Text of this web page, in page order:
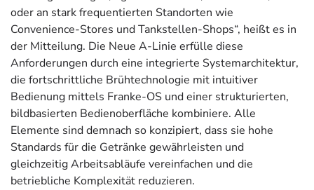
oder an stark frequentierten Standorten wie
Convenience-Stores und Tankstellen-Shops“, heißt es in
der Mitteilung. Die Neue A-Linie erfülle diese
Anforderungen durch eine integrierte Systemarchitektur,
die fortschrittliche Brühtechnologie mit intuitiver
Bedienung mittels Franke-OS und einer strukturierten,
bildbasierten Bedienoberfläche kombiniere. Alle
Elemente sind demnach so konzipiert, dass sie hohe
Standards für die Getränke gewährleisten und
gleichzeitig Arbeitsabläufe vereinfachen und die
betriebliche Komplexität reduzieren.